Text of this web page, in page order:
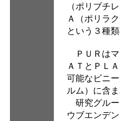
（ポリブチ
Ａ（ポリラ
という３種
ＰＵＲはマ
ＡＴとＰＬ
可能なビニ
ルム）に含
研究グルー
ウブエンデ